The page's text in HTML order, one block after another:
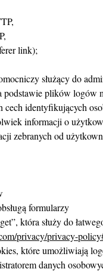
link);
służący do
plików logów
identyfikujących
informacji o
zebranych od
formularzy
która służy do
privacy/privacy-
które umożliwiają
danych